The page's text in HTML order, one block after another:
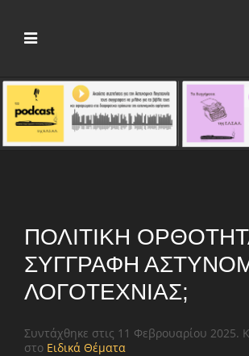
ΠΟΛΙΤΙΚΉ
ΣΥΓΓΡΑΦΉ
ΛΟΓΟΤΕΧΝΊΑΣ;
Συντάχθηκε στις 11 Φεβρουαρίου 2025.
στο Ειδικά Θέματα